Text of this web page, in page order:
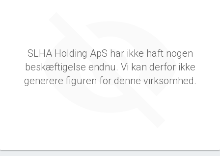
SLHA Holding ApS har ikke haft nogen
beskæftigelse endnu. Vi kan derfor ikke
generere figuren for denne virksomhed.